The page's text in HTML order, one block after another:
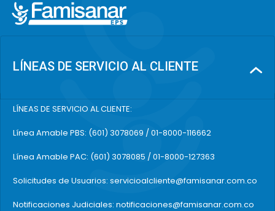
LÍNEAS DE SERVICIO AL CLIENTE
LÍNEAS DE SERVICIO AL CLIENTE:
Línea Amable PBS: (601) 3078069 / 01-8000-116662
Línea Amable PAC: (601) 3078085 / 01-8000-127363
Solicitudes de Usuarios: servicioalcliente@famisanar.com.co
Notificaciones Judiciales: notificaciones@famisanar.com.co